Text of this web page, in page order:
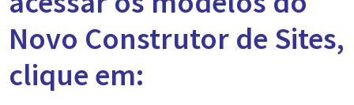
Novo Construtor de Sites,
clique em: